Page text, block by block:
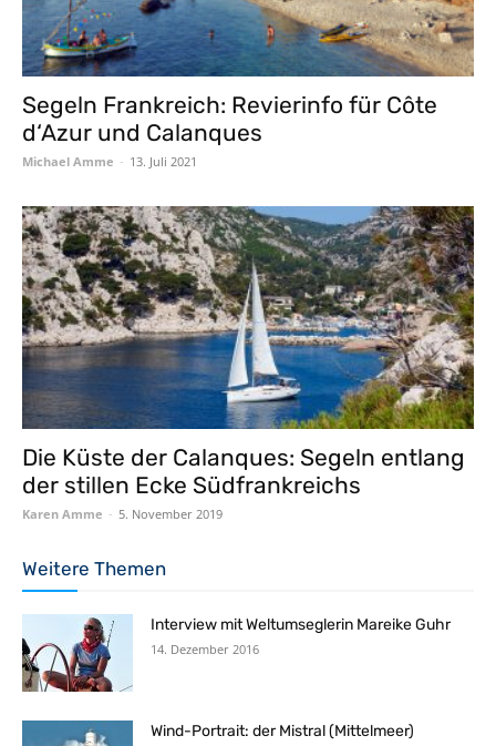
Segeln Frankreich: Revierinfo für Côte
d‘Azur und Calanques
Michael Amme - 13. Juli 2021
Die Küste der Calanques: Segeln entlang
der stillen Ecke Südfrankreichs
Karen Amme - 5. November 2019
Weitere Themen
Interview mit Weltumseglerin Mareike Guhr
14. Dezember 2016
Wind-Portrait: der Mistral (Mittelmeer)